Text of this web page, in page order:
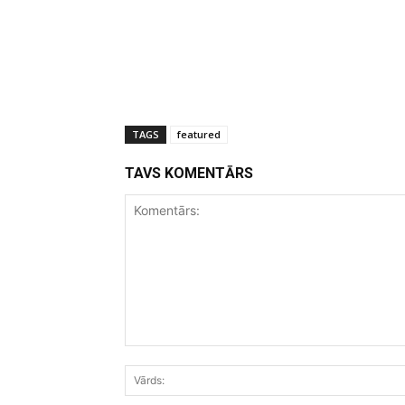
TAGS featured
TAVS KOMENTĀRS